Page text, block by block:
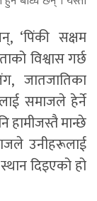
‘पिंकी सक्षम
विश्वास गर्छ
जातजातिका
समाजले हेर्ने
हामीजस्तै मान्छे
उनीहरूलाई
दिइएको हो